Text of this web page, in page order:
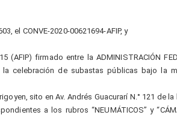
el CONVE-2020-00621694-AFIP, y
firmado entre la ADMINISTRACIÓN
la celebración de subastas públicas bajo la
sito en Av. Andrés Guacurarí N.° 121 de la
a los rubros “NEUMÁTICOS” y